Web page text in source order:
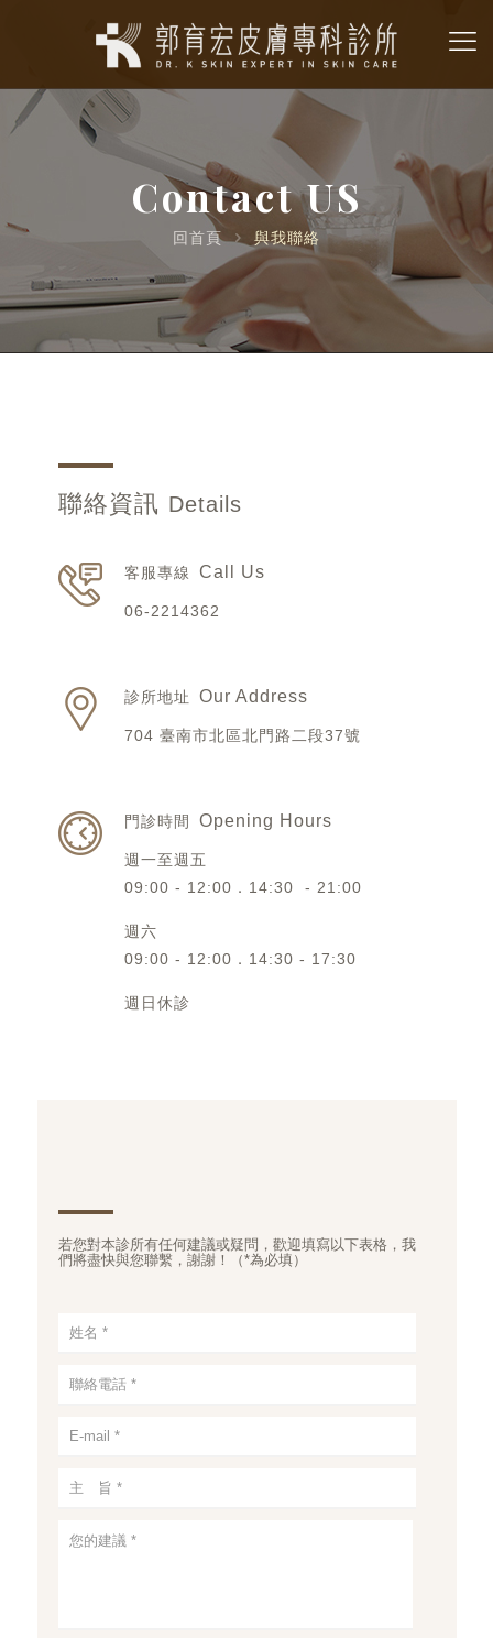
Contact US
回首頁 與我聯絡
聯絡資訊 Details
客服專線 Call Us
06-2214362
診所地址 Our Address
704 臺南市北區北門路二段37號
門診時間 Opening Hours
週一至週五
09:00 - 12:00．14:30 - 21:00
週六
09:00 - 12:00．14:30 - 17:30
週日休診
若您對本診所有任何建議或疑問，歡迎填寫以下表格，我
們將盡快與您聯繫，謝謝！（*為必填）